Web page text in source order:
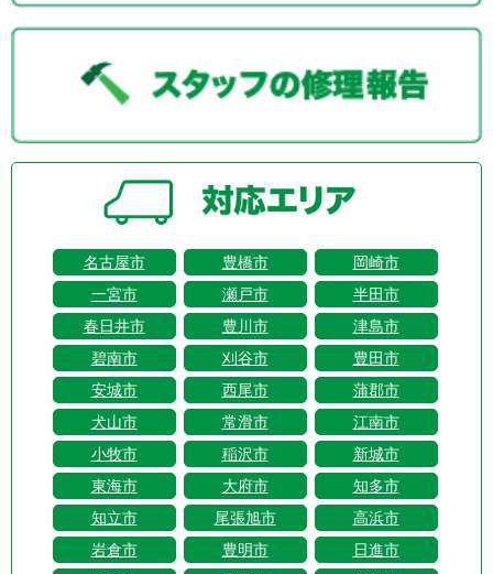
名古屋市 豊橋市
岡崎市
一宮市
瀬戸市
半田市
春日井市
豊川市
津島市
碧南市
刈谷市
豊田市
安城市
西尾市
蒲郡市
犬山市
常滑市
江南市
小牧市
稲沢市
新城市
東海市
大府市
知多市
知立市
尾張旭市
高浜市
岩倉市
豊明市
日進市